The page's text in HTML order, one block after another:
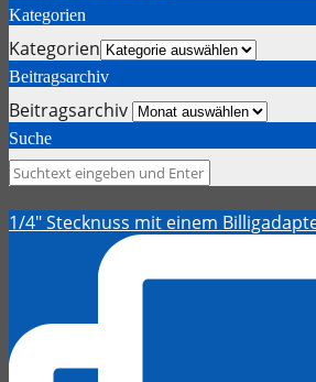
Kategorien
Kategorien
Beitragsarchiv
Beitragsarchiv
Suche
1/4" Stecknuss mit einem